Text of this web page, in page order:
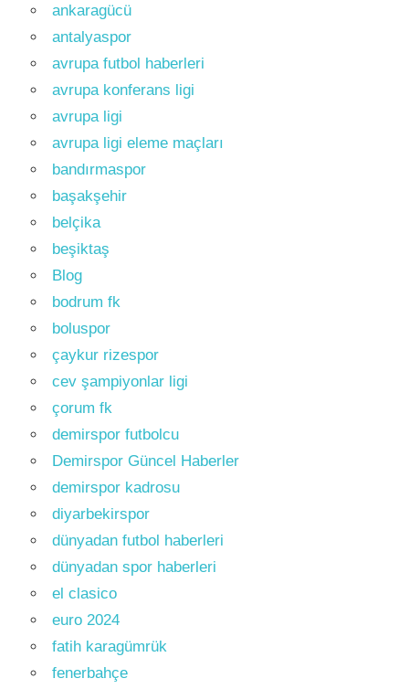
ankaragücü
antalyaspor
avrupa futbol haberleri
avrupa konferans ligi
avrupa ligi
avrupa ligi eleme maçları
bandırmaspor
başakşehir
belçika
beşiktaş
Blog
bodrum fk
boluspor
çaykur rizespor
cev şampiyonlar ligi
çorum fk
demirspor futbolcu
Demirspor Güncel Haberler
demirspor kadrosu
diyarbekirspor
dünyadan futbol haberleri
dünyadan spor haberleri
el clasico
euro 2024
fatih karagümrük
fenerbahçe